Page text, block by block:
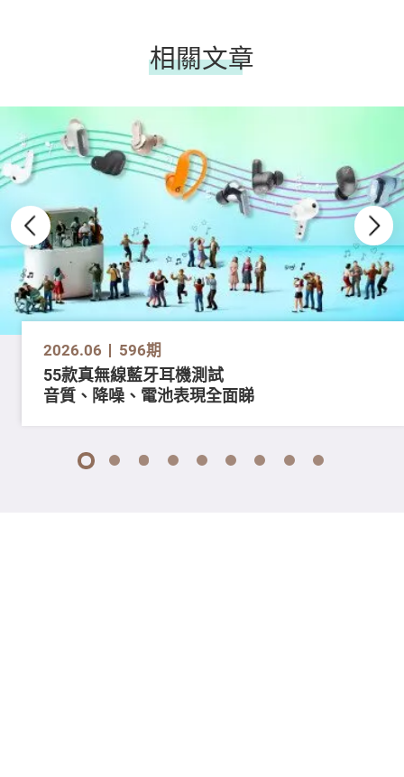
相關文章
2026.06 596期
55款真無線藍牙耳機測試
音質、降噪、電池表現全面睇
1 2 3 4 5 6 7 8 9